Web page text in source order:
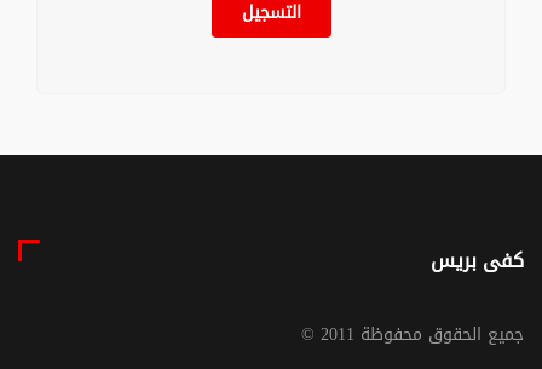
التسجيل
كفى بريس
© جميع الحقوق محفوظة 2011